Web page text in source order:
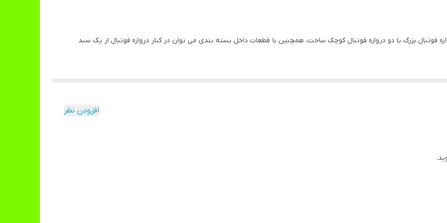
فوتبال بزرگ یا دو دروازه فوتبال کوچک ساخت، همچنین با قطعات داخل بسته بندی می توان در کنار دروازه فوتبال از یک سبد
می توان توسط یک میله ، سبد را به گوشه دروازه متصل کرد
تواند به صورت تک نفره یا گروهی بازی کند
افزودن نظر